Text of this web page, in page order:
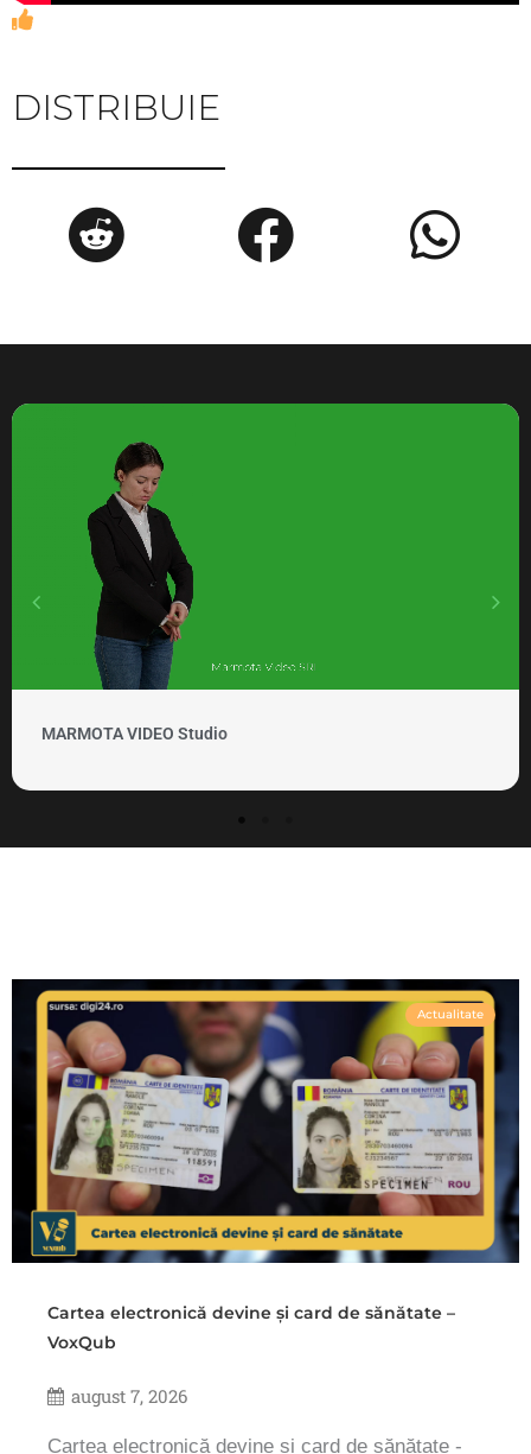
DISTRIBUIE
MARMOTA VIDEO Clipuri si promovare
Actualitate
Cartea electronică devine și card de sănătate –
VoxQub
august 7, 2026
Cartea electronică devine și card de sănătate -